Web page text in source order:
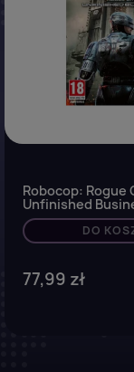
Robocop: Rogue
Unfinished
DO
77,99 zł